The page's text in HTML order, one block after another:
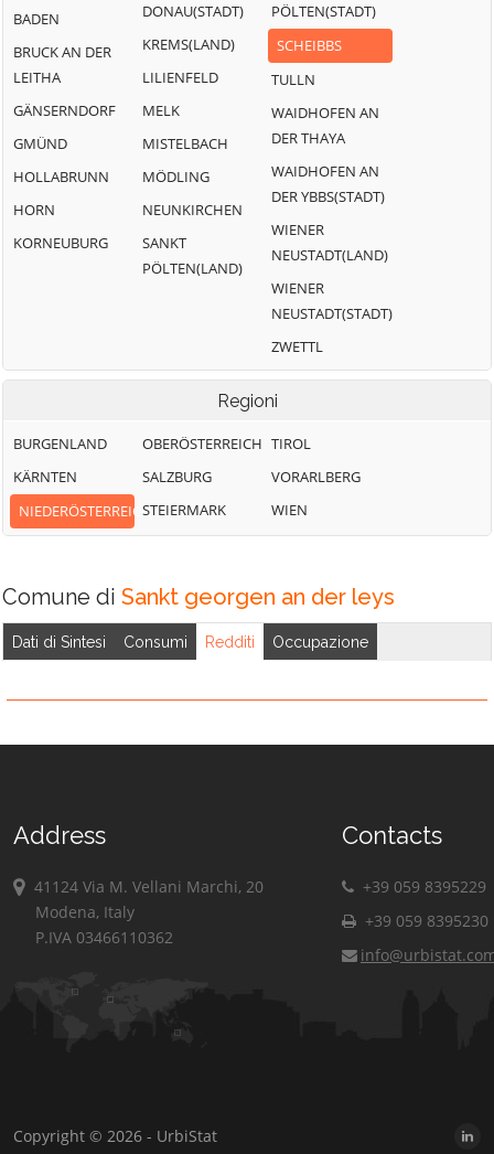
BADEN
BRUCK AN DER
LEITHA
GÄNSERNDORF
GMÜND
HOLLABRUNN
HORN
KORNEUBURG
DONAU(STADT)
KREMS(LAND)
LILIENFELD
MELK
MISTELBACH
MÖDLING
NEUNKIRCHEN
SANKT
PÖLTEN(LAND)
PÖLTEN(STADT)
SCHEIBBS
TULLN
WAIDHOFEN AN
DER THAYA
WAIDHOFEN AN
DER YBBS(STADT)
WIENER
NEUSTADT(LAND)
WIENER
NEUSTADT(STADT)
ZWETTL
Regioni
BURGENLAND
KÄRNTEN
NIEDERÖSTERREICH
OBERÖSTERREICH
SALZBURG
STEIERMARK
TIROL
VORARLBERG
WIEN
Comune di Sankt georgen an der leys
Dati di Sintesi Consumi Redditi Occupazione
Address
41124 Via M. Vellani Marchi, 20
Modena, Italy
P.IVA 03466110362
Contacts
+39 059 8395229
+39 059 8395230
Copyright © 2026 - UrbiStat